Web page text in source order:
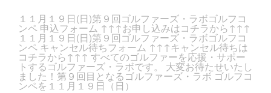
１１月１９日(日)第９回ゴルファーズ・ラボゴルフコ
ンペ 申込フォーム ↑↑↑お申し込みはコチラから↑↑↑
１１月１９日(日)第９回ゴルファーズ・ラボゴルフコ
ンペ キャンセル待ちフォーム ↑↑↑キャンセル待ちは
コチラから↑↑↑ すべてのゴルファーを応援・サポー
トするゴルファーズ・ラボです。 大変お待たせいたし
ました！第９回目となるゴルファーズ・ラボ ゴルフコ
ンペを１１月１９日（日）